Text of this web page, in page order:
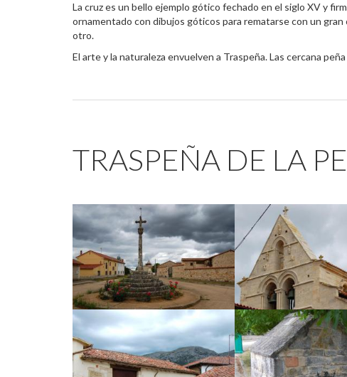
La cruz es un bello ejemplo gótico fechado en el siglo XV y
ornamentado con dibujos góticos para rematarse con un
otro.
El arte y la naturaleza envuelven a Traspeña. Las cercana
TRASPEÑA DE LA